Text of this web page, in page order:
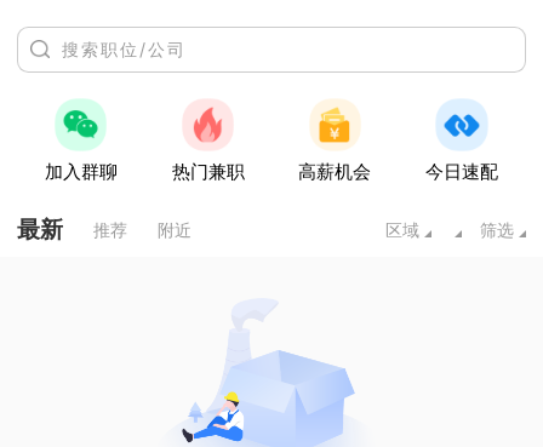
加入群聊 热门兼职 高薪机会 今日速配
最新 推荐 附近 区域 筛选